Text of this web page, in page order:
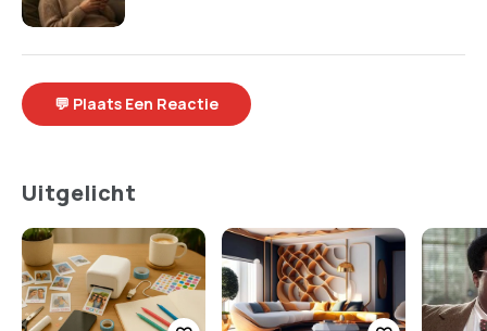
💬 Plaats Een Reactie
Uitgelicht